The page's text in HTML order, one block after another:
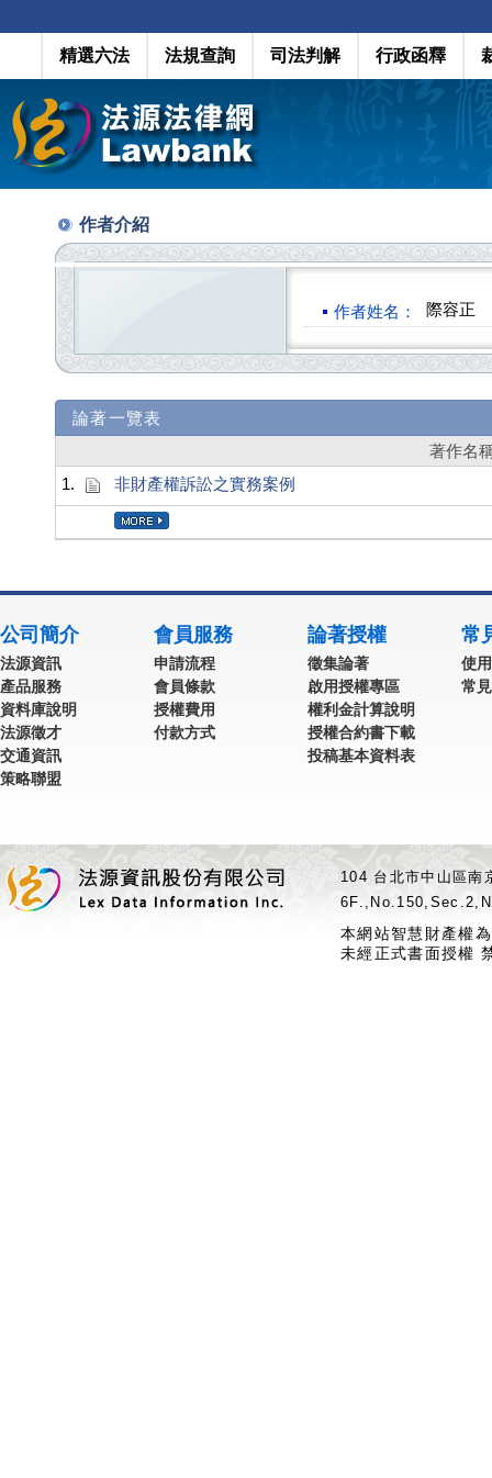
精選六法 法規查詢 司法判解 行政函釋
作者介紹
作者姓名： 際容正
論著一覽表
著作名
1.
非財產權訴訟之實務案例
公司簡介
法源資訊
產品服務
資料庫說明
法源徵才
交通資訊
策略聯盟
會員服務
申請流程
會員條款
授權費用
付款方式
論著授權
徵集論著
啟用授權專區
權利金計算說明
授權合約書下載
投稿基本資料表
常
使
常
104 台北市中山區
本網站智慧財產權
未經正式書面授權